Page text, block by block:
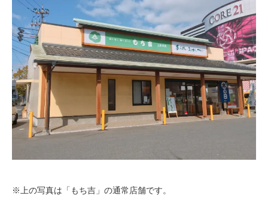
※上の写真は「もち吉」の通常店舗です。